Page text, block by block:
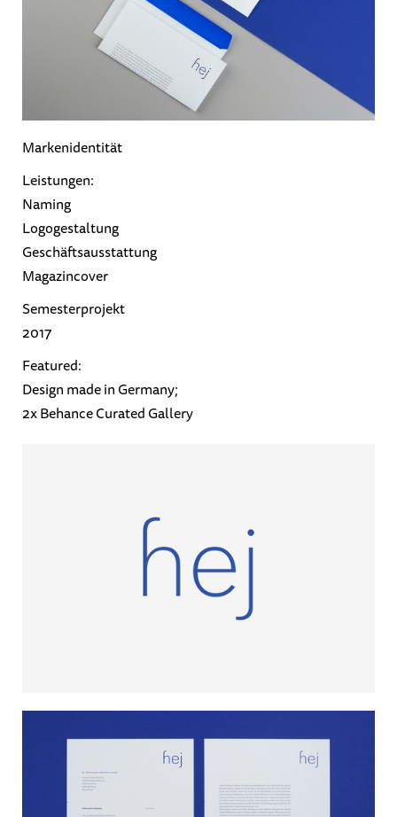
Markenidentität
Leistungen:
Naming
Logogestaltung
Geschäftsausstattung
Magazincover
Semesterprojekt
2017
Featured:
Design made in Germany;
2x Behance Curated Gallery